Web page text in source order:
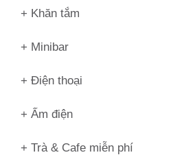
+ Khăn tắm
+ Minibar
+ Điện thoại
+ Ấm điện
+ Trà & Cafe miễn phí